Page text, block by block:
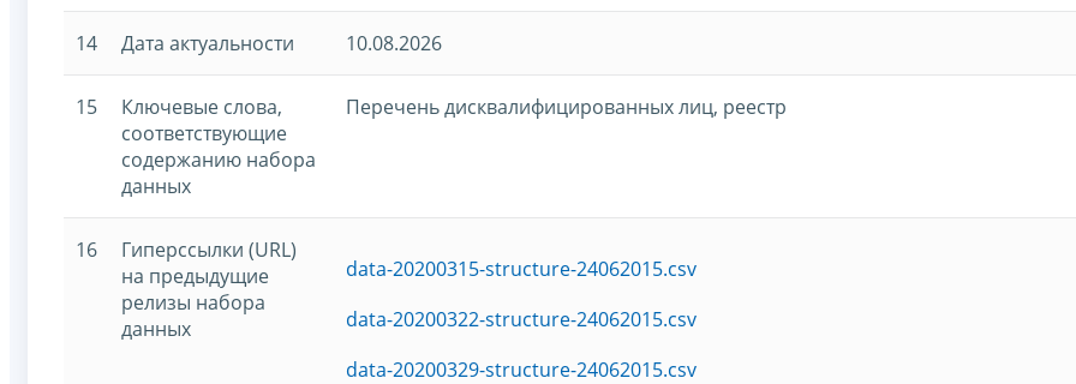
14 Дата актуальности 10.08.2026
15
Ключевые слова,
соответствующие
содержанию набора
данных
Перечень дисквалифицированных лиц, реестр
16
Гиперссылки (URL)
на предыдущие
релизы набора
данных
data-20200315-structure-24062015.csv
data-20200322-structure-24062015.csv
data-20200329-structure-24062015.csv